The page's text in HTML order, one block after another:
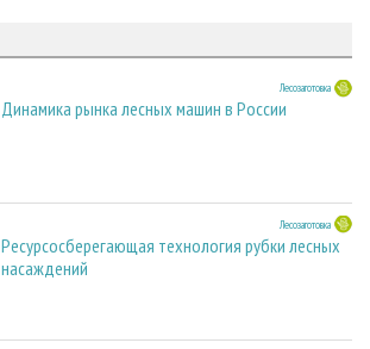
Лесозаготовка
Динамика рынка лесных машин в России
Лесозаготовка
Ресурсосберегающая технология рубки лесных
насаждений